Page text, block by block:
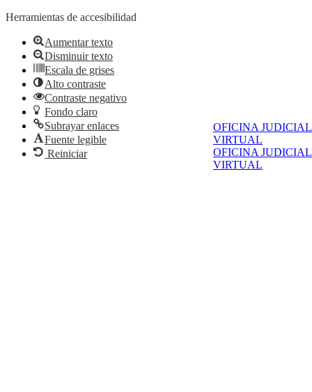
OFICINA JUDICIAL
VIRTUAL
OFICINA JUDICIAL
VIRTUAL
Herramientas de accesibilidad
Aumentar texto
Disminuir texto
Escala de grises
Alto contraste
Contraste negativo
Fondo claro
Subrayar enlaces
Fuente legible
Reiniciar